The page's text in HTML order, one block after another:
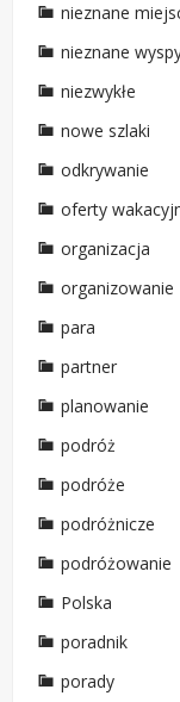
nieznane
nieznane
niezwykłe
nowe szlaki
odkrywanie
oferty
organizacja
organizowanie
para
partner
planowanie
podróż
podróże
podróżnicze
podróżowanie
Polska
poradnik
porady